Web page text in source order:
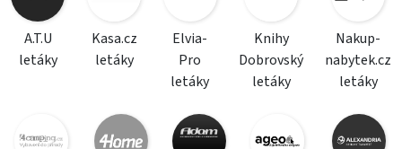
A.T.U
letáky
Kasa.cz
letáky
Elvia-
Pro
letáky
Knihy
Dobrovský
letáky
Nakup-
nabytek.cz
letáky